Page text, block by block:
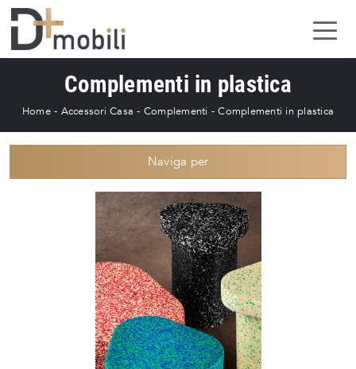
Complementi in plastica
Home- Accessori Casa - Complementi -Complementi in plastica
Naviga per